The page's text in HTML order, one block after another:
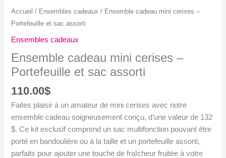
Accueil / Ensembles cadeaux / Ensemble cadeau mini cerises –
Portefeuille et sac assorti
Ensembles cadeaux
Ensemble cadeau mini cerises –
Portefeuille et sac assorti
110.00$
Faites plaisir à un amateur de mini cerises avec notre
ensemble cadeau soigneusement conçu, d’une valeur de 132
$. Ce kit exclusif comprend un sac multifonction pouvant être
porté en bandoulière ou à la taille et un portefeuille assorti,
parfaits pour ajouter une touche de fraîcheur fruitée à votre